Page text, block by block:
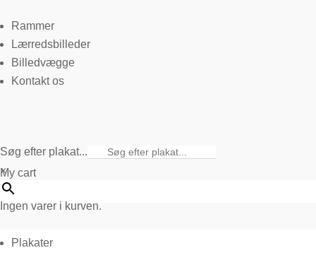
Rammer
Lærredsbilleder
Billedvægge
Kontakt os
Søg efter plakat...
×
My cart
Ingen varer i kurven.
Plakater